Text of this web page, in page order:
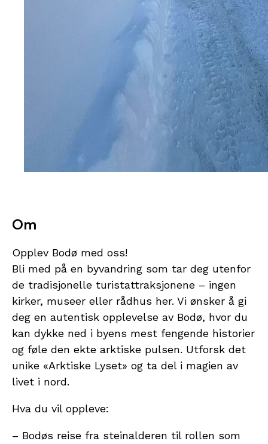
Om
Opplev Bodø med oss!
Bli med på en byvandring som tar deg utenfor
de tradisjonelle turistattraksjonene – ingen
kirker, museer eller rådhus her. Vi ønsker å gi
deg en autentisk opplevelse av Bodø, hvor du
kan dykke ned i byens mest fengende historier
og føle den ekte arktiske pulsen. Utforsk det
unike «Arktiske Lyset» og ta del i magien av
livet i nord.
Hva du vil oppleve:
– Bodøs reise fra steinalderen til rollen som